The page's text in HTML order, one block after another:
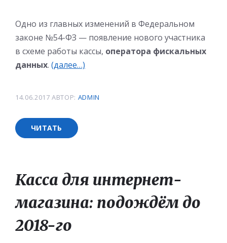
Одно из главных изменений в Федеральном
законе №54-ФЗ — появление нового участника
в схеме работы кассы, оператора фискальных
данных. (далее…)
14.06.2017 АВТОР: ADMIN
ЧИТАТЬ
Касса для интернет-
магазина: подождём до
2018-го